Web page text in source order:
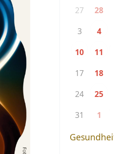
27 28
3
4
10
11
17
18
24
25
31
1